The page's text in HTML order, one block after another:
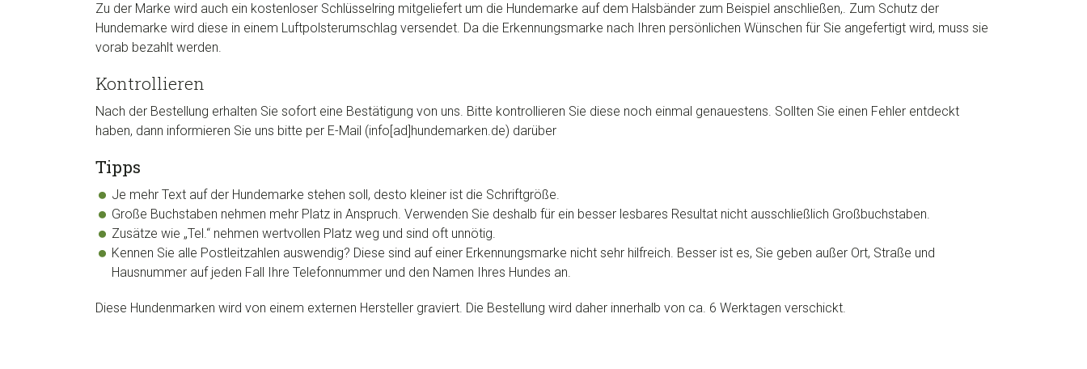
Zu der Marke wird auch ein kostenloser Schlüsselring mitgeliefert um die Hundemarke auf dem Halsbänder zum Beispiel anschließen,. Zum Schutz der
Hundemarke wird diese in einem Luftpolsterumschlag versendet. Da die Erkennungsmarke nach Ihren persönlichen Wünschen für Sie angefertigt wird, muss sie
vorab bezahlt werden.
Kontrollieren
Nach der Bestellung erhalten Sie sofort eine Bestätigung von uns. Bitte kontrollieren Sie diese noch einmal genauestens. Sollten Sie einen Fehler entdeckt
haben, dann informieren Sie uns bitte per E-Mail (info[ad]hundemarken.de) darüber
Tipps
Je mehr Text auf der Hundemarke stehen soll, desto kleiner ist die Schriftgröße.
Große Buchstaben nehmen mehr Platz in Anspruch. Verwenden Sie deshalb für ein besser lesbares Resultat nicht ausschließlich Großbuchstaben.
Zusätze wie „Tel.“ nehmen wertvollen Platz weg und sind oft unnötig.
Kennen Sie alle Postleitzahlen auswendig? Diese sind auf einer Erkennungsmarke nicht sehr hilfreich. Besser ist es, Sie geben außer Ort, Straße und
Hausnummer auf jeden Fall Ihre Telefonnummer und den Namen Ihres Hundes an.
Diese Hundenmarken wird von einem externen Hersteller graviert. Die Bestellung wird daher innerhalb von ca. 6 Werktagen verschickt.